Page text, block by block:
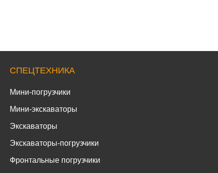
СПЕЦТЕХНИКА
Мини-погрузчики
Мини-экскаваторы
Экскаваторы
Экскаваторы-погрузчики
Фронтальные погрузчики